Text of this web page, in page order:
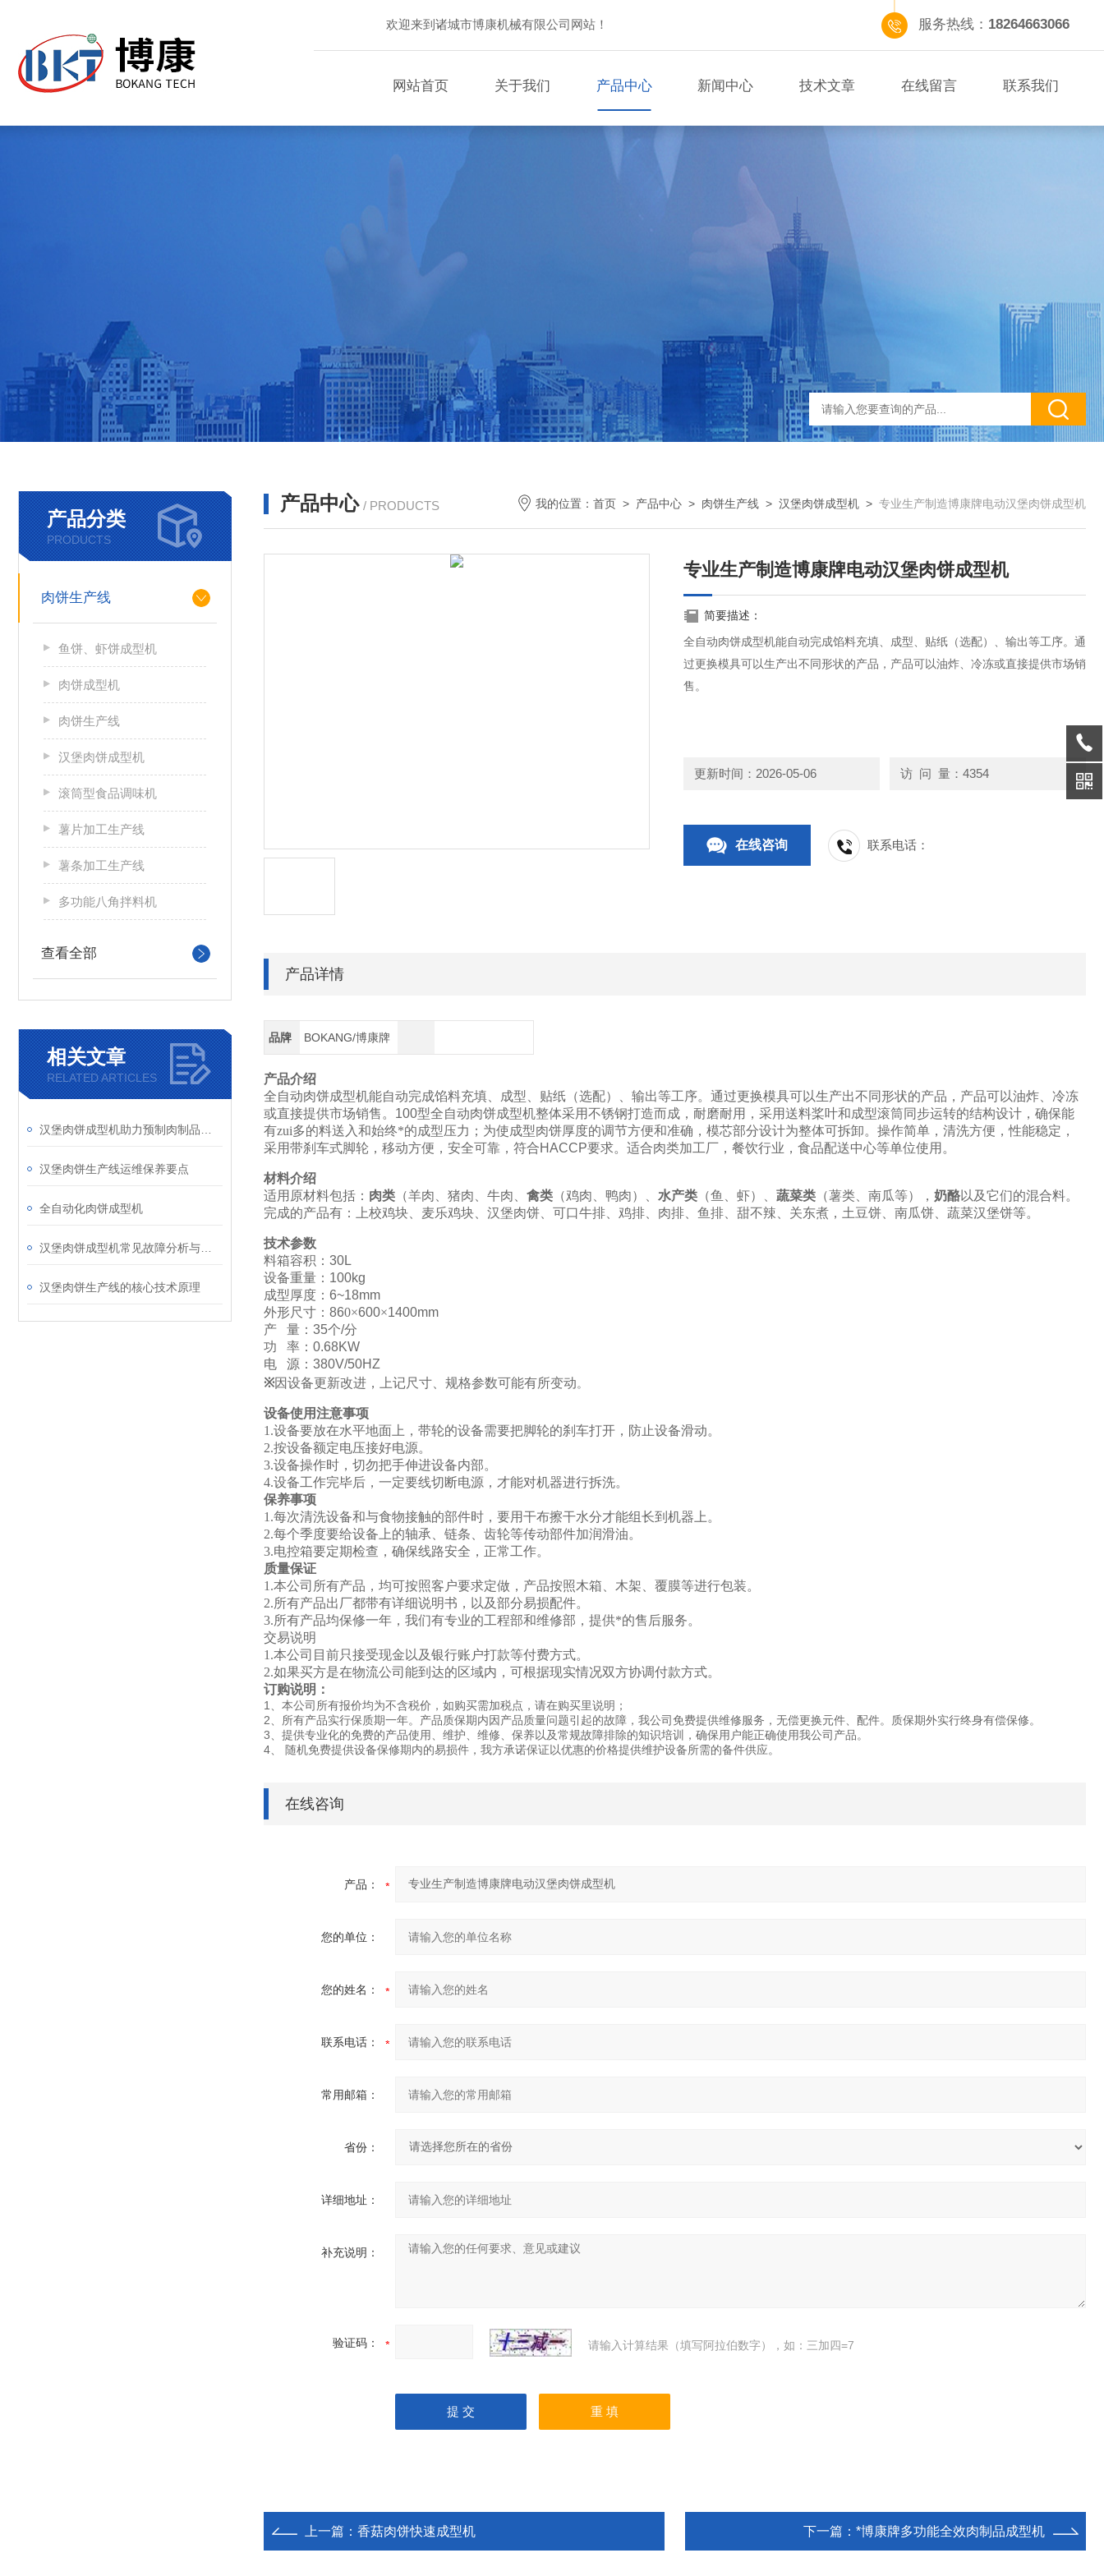
欢迎来到诸城市博康机械有限公司网站！ 服务热线： 18264663066
网站首页 关于我们 产品中心 新闻中心 技术文章 在线留言 联系我们
产品分类
PRODUCTS
肉饼生产线
鱼饼、虾饼成型机
肉饼成型机
肉饼生产线
汉堡肉饼成型机
滚筒型食品调味机
薯片加工生产线
薯条加工生产线
多功能八角拌料机
查看全部
相关文章
RELATED ARTICLES
汉堡肉饼生产线运维保养要点
全自动化肉饼成型机
汉堡肉饼生产线的核心技术原理
产品中心 / PRODUCTS 我的位置： 首页 > 产品中心 > 肉饼生产线 > 汉堡肉饼成型机 > 专业生产制造博康牌电动汉堡肉饼成型机
专业生产制造博康牌电动汉堡肉饼成型机
简要描述：
全自动肉饼成型机能自动完成馅料充填、成型、贴纸（选配）、输出等工序。通
过更换模具可以生产出不同形状的产品，产品可以油炸、冷冻或直接提供市场销
售。
更新时间：2026-05-06 访 问 量：4354
在线咨询 联系电话：
产品详情
品牌 BOKANG/博康牌
产品介绍
全自动肉饼成型机能自动完成馅料充填、成型、贴纸（选配）、输出等工序。通过更换模具可以生产出不同形状的产品，产品可以油炸、冷冻
或直接提供市场销售。 100型全自动肉饼成型机整体采用不锈钢打造而成，耐磨耐用，采用送料桨叶和成型滚筒同步运转的结构设计，确保能
有zui多的料送入和始终*的成型压力；为使成型肉饼厚度的调节方便和准确，模芯部分设计为整体可拆卸。操作简单，清洗方便，性能稳定，
采用带刹车式脚轮，移动方便，安全可靠，符合HACCP要求。适合肉类加工厂，餐饮行业，食品配送中心等单位使用。
材料介绍
适用原材料包括： 肉类 （羊肉、猪肉、牛肉、 禽类 （鸡肉、鸭肉）、 水产类 （鱼、虾）、 蔬菜类 （薯类、南瓜等）， 奶酪以及它们的混合料。
完成的产品有：上校鸡块、麦乐鸡块、汉堡肉饼、可口牛排、鸡排、肉排、鱼排、甜不辣、关东煮，土豆饼、南瓜饼、蔬菜汉堡饼等。
技术参数
料箱容积： 30L
设备重量： 100kg
成型厚度： 6~18mm
外形尺寸： 860×600×1400mm
产
量： 35个/分
功
率： 0.68KW
电
源： 380V/50HZ
※因设备更新改进，上记尺寸、规格参数可能有所变动。
设备使用注意事项
1.设备要放在水平地面上，带轮的设备需要把脚轮的刹车打开，防止设备滑动。
2.按设备额定电压接好电源。
3.设备操作时，切勿把手伸进设备内部。
4.设备工作完毕后，一定要线切断电源，才能对机器进行拆洗。
保养事项
1.每次清洗设备和与食物接触的部件时，要用干布擦干水分才能组长到机器上。
2.每个季度要给设备上的轴承、链条、齿轮等传动部件加润滑油。
3.电控箱要定期检查，确保线路安全，正常工作。
质量保证
1.本公司所有产品，均可按照客户要求定做，产品按照木箱、木架、覆膜等进行包装。
2.所有产品出厂都带有详细说明书，以及部分易损配件。
3.所有产品均保修一年，我们有专业的工程部和维修部，提供*的售后服务。
交易说明
1.本公司目前只接受现金以及银行账户打款等付费方式。
2.如果买方是在物流公司能到达的区域内，可根据现实情况双方协调付款方式。
订购说明：
1、本公司所有报价均为不含税价，如购买需加税点，请在购买里说明；
2、所有产品实行保质期一年。产品质保期内因产品质量问题引起的故障，我公司免费提供维修服务，无偿更换元件、配件。质保期外实行终身有偿保修。
3、提供专业化的免费的产品使用、维护、维修、保养以及常规故障排除的知识培训，确保用户能正确使用我公司产品。
4、 随机免费提供设备保修期内的易损件，我方承诺保证以优惠的价格提供维护设备所需的备件供应。
在线咨询
产品：
您的单位：
您的姓名：
联系电话：
常用邮箱：
省份：
详细地址：
补充说明：
验证码： 请输入计算结果（填写阿拉伯数字），如：三加四=7
上一篇： 香菇肉饼快速成型机 下一篇： *博康牌多功能全效肉制品成型机